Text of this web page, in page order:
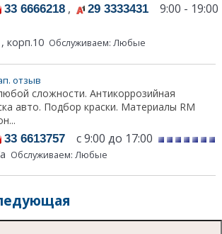
33 6666218 , 29 3333431 9:00 - 19:00
корп.10 Обслуживаем: Любые
отзыв
сложности. Антикоррозийная
авто. Подбор краски. Материалы RM
33 6613757 с 9:00 до 17:00
Обслуживаем: Любые